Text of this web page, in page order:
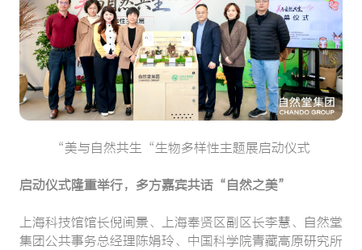
“美与自然共生“生物多样性主题展启动仪式
启动仪式隆重举行，多方嘉宾共话“自然之美”
上海科技馆馆长倪闽景、上海奉贤区副区长李慧、自然堂
集团公共事务总经理陈娟玲、中国科学院青藏高原研究所